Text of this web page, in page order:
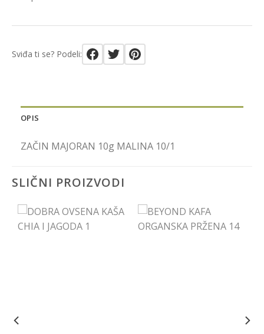
Sviđa ti se? Podeli:
OPIS
ZAČIN MAJORAN 10g MALINA 10/1
SLIČNI PROIZVODI